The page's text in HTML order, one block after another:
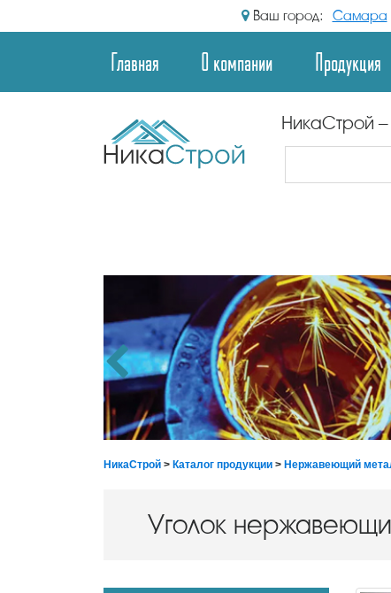
Ваш город: Самара
Главная О компании Продукция
НикаСтрой –
НикаСтрой > Каталог продукции > Нержавеющий
Уголок